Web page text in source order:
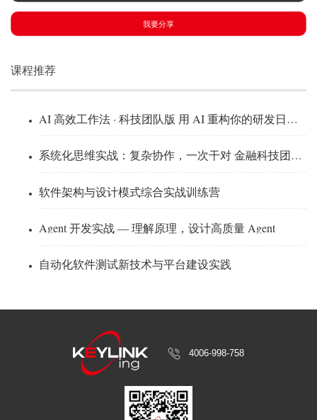
我要分享
课程推荐
AI 高效工作法 · 科技团队版 用 AI 重构你的研发日常 · 2 天实战工作坊
系统化思维实战：复杂协作，一次干对 金融科技团队高强度对练营 · 2 天 · 以练为主
软件架构与设计模式综合实战训练营
Agent 开发实战 — 理解原理，设计高质量 Agent
自动化软件测试新技术与平台建设实践
4006-998-758